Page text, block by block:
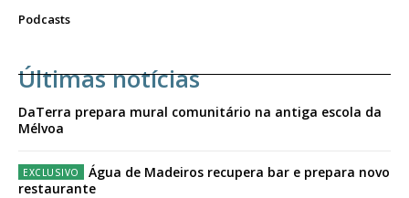
Podcasts
Últimas notícias
DaTerra prepara mural comunitário na antiga escola da
Mélvoa
Água de Madeiros recupera bar e prepara novo
restaurante